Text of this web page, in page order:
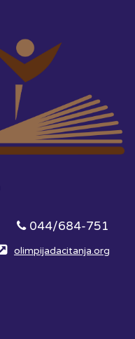
044/684-751
olimpijadacitanja.org